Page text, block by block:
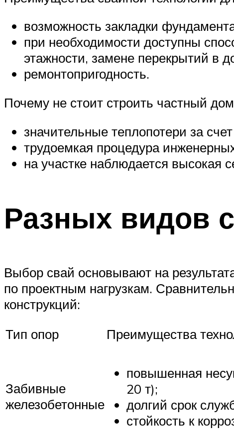
возможность закладки
при необходимости доступны
этажности, замене перекрытий в
ремонтопригодность.
Почему не стоит строить частный
значительные теплопотери за
трудоемкая процедура
на участке наблюдается высокая
Разных видов
Выбор свай основывают на
по проектным нагрузкам.
конструкций:
Тип опор
Преимущества
Забивные
железобетонные
повышенная
20 т);
долгий срок
стойкость к